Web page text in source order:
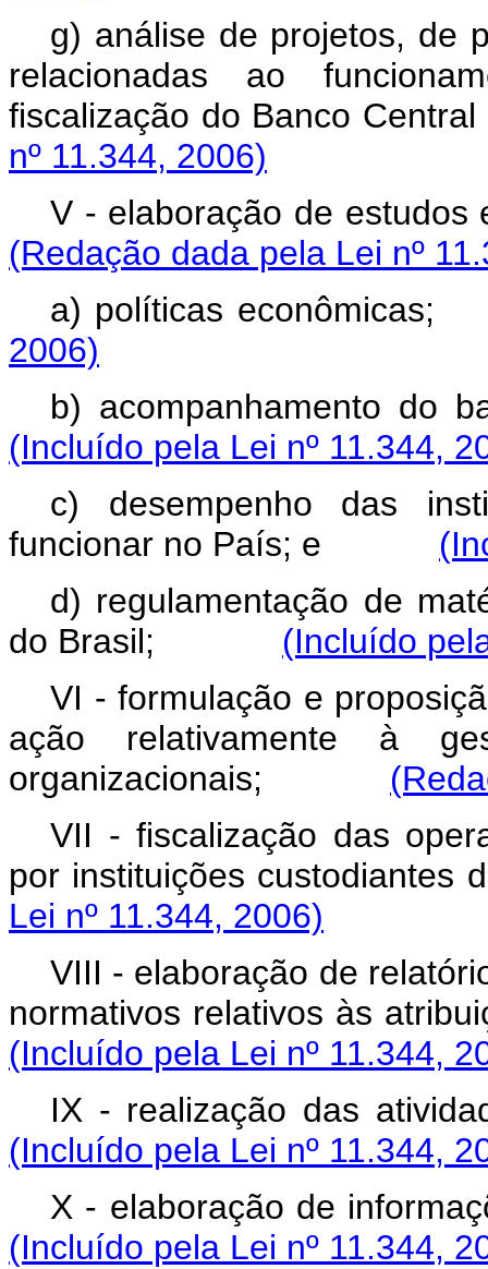
g) análise de projetos, de
relacionadas ao
fiscalização do Banco
nº 11.344, 2006)
V - elaboração de
(Redação dada pela Lei nº
a) políticas
2006)
b)
(Incluído pela Lei nº 11.344,
c) desempenho das
funcionar no País; e
d) regulamentação de
do Brasil; (Incluído
VI - formulação e
ação relativamente à
organizacionais;
VII - fiscalização das
por instituições
Lei nº 11.344, 2006)
VIII - elaboração de
normativos relativos às
(Incluído pela Lei nº 11.344,
IX - realização das
(Incluído pela Lei nº 11.344,
X - elaboração de
(Incluído pela Lei nº 11.344,